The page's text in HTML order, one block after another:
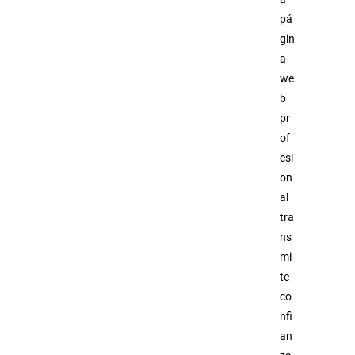
pá
gin
a
we
b
pr
of
esi
on
al
tra
ns
mi
te
co
nfi
an